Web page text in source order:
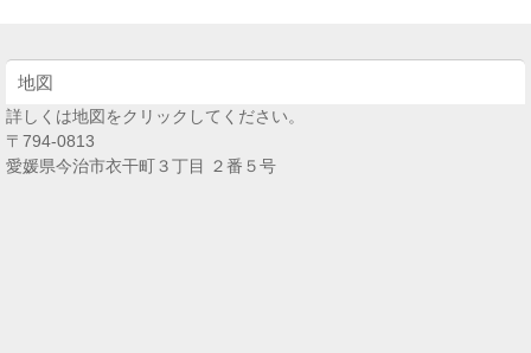
地図
詳しくは地図をクリックしてください。
〒794-0813
愛媛県今治市衣干町３丁目 ２番５号